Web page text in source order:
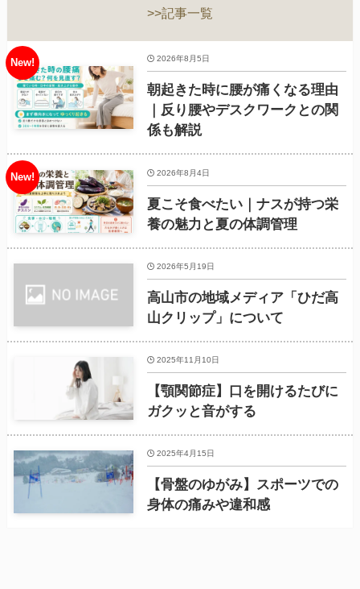
>>記事一覧
朝起きた時に腰が痛くなる理由
｜反り腰やデスクワークとの関
係も解説
2026年8月5日
夏こそ食べたい｜ナスが持つ栄
養の魅力と夏の体調管理
2026年8月4日
高山市の地域メディア「ひだ高
山クリップ」について
2026年5月19日
【顎関節症】口を開けるたびに
ガクッと音がする
2025年11月10日
【骨盤のゆがみ】スポーツでの
身体の痛みや違和感
2025年4月15日